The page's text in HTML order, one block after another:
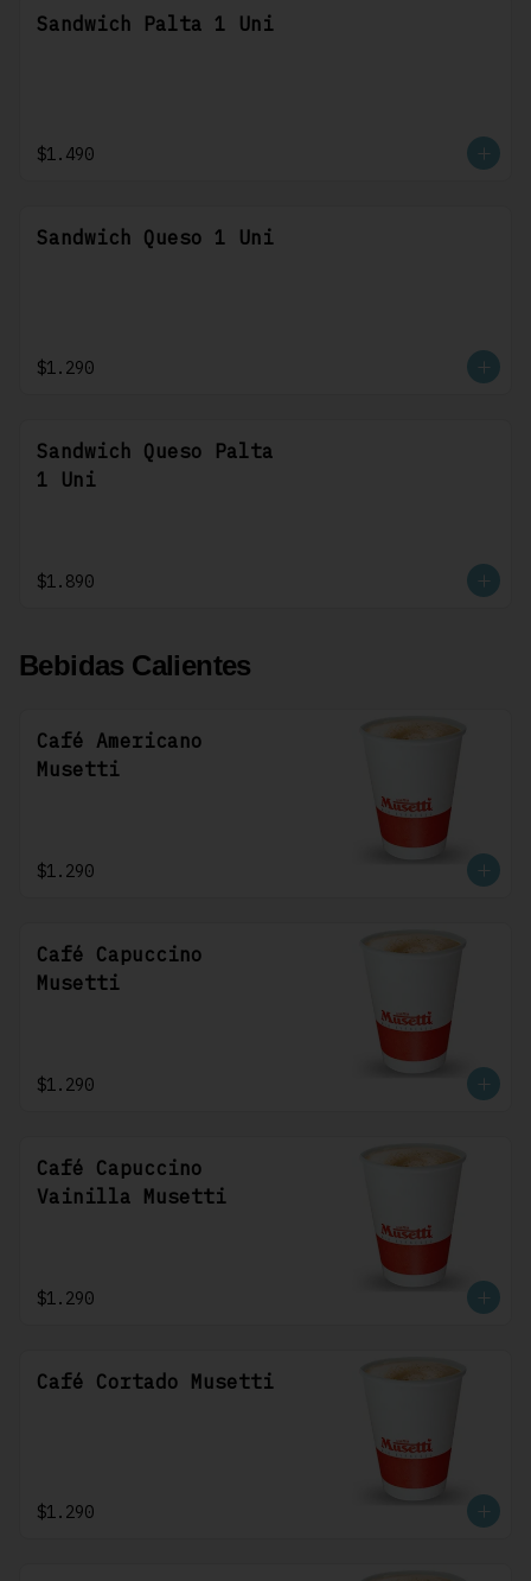
Sandwich Palta 1 Uni
$1.490
Sandwich Queso 1 Uni
$1.290
Sandwich Queso Palta
1 Uni
$1.890
Bebidas Calientes
Café Americano
Musetti
$1.290
Café Capuccino
Musetti
$1.290
Café Capuccino
Vainilla Musetti
$1.290
Café Cortado Musetti
$1.290